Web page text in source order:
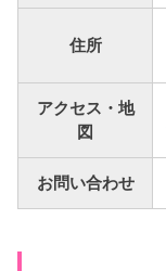
住所
アクセス・地
図
お問い合わせ